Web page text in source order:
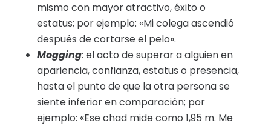
mismo con mayor atractivo, éxito o
estatus; por ejemplo: «Mi colega ascendió
después de cortarse el pelo».
Mogging: el acto de superar a alguien en
apariencia, confianza, estatus o presencia,
hasta el punto de que la otra persona se
siente inferior en comparación; por
ejemplo: «Ese chad mide como 1,95 m. Me